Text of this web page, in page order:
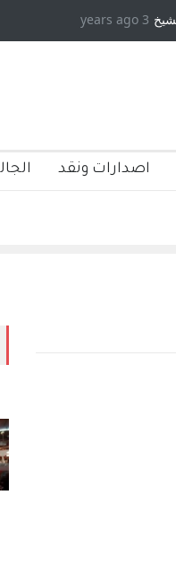
دكريات بغداد ٍ: عاشها وكتبها
3 years ago
اصدارات ونقد